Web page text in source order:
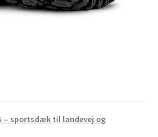
– sportsdæk til landevej og